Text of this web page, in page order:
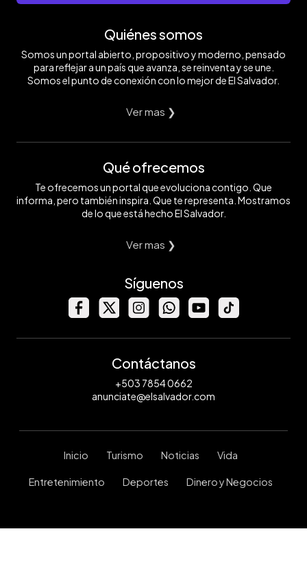
Quiénes somos
Somos un portal abierto, propositivo y moderno, pensado
para reflejar a un país que avanza, se reinventa y se une.
Somos el punto de conexión con lo mejor de El Salvador.
Ver mas ❯
Qué ofrecemos
Te ofrecemos un portal que evoluciona contigo. Que
informa, pero también inspira. Que te representa. Mostramos
de lo que está hecho El Salvador.
Ver mas ❯
Síguenos
Contáctanos
+503 7854 0662
anunciate@elsalvador.com
Inicio Turismo Noticias Vida
Entretenimiento Deportes Dinero y Negocios